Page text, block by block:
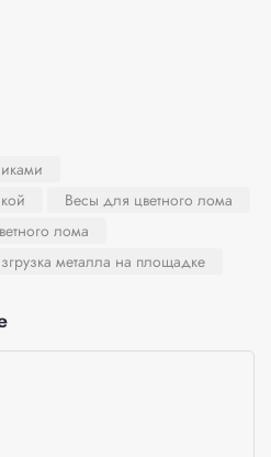
Весы для цветного лома
лома
металла на площадке